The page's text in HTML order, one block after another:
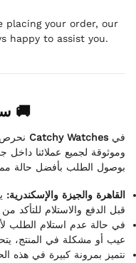
placing your order, our
happy to assist you.
🚚
فيCatchy Watches نحرص
وموثوقة لجميع عملائنا داخل
بوصول الطلب بأفضل حالة
القاهرة والجيزة والإسكندرية:
قبل الدفع والاستلام للتأكد
في حالة عدم استلام
عيب أو مشكلة في المنتج،
نتميز بمرونة كبيرة في هذه